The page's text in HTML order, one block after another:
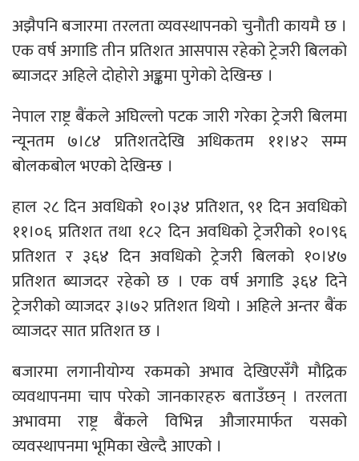
अझैपनि बजारमा तरलता व्यवस्थापनको चुनौती कायमै छ ।
एक वर्ष अगाडि तीन प्रतिशत आसपास रहेको ट्रेजरी बिलको
ब्याजदर अहिले दोहोरो अङ्कमा पुगेको देखिन्छ ।
नेपाल राष्ट्र बैंकले अघिल्लो पटक जारी गरेका ट्रेजरी बिलमा
न्यूनतम ७।८४ प्रतिशतदेखि अधिकतम ११।४२ सम्म
बोलकबोल भएको देखिन्छ ।
हाल २८ दिन अवधिको १०।३४ प्रतिशत, ९१ दिन अवधिको
११।०६ प्रतिशत तथा १८२ दिन अवधिको ट्रेजरीको १०।९६
प्रतिशत र ३६४ दिन अवधिको ट्रेजरी बिलको १०।४७
प्रतिशत ब्याजदर रहेको छ । एक वर्ष अगाडि ३६४ दिने
ट्रेजरीको व्याजदर ३।७२ प्रतिशत थियो । अहिले अन्तर बैंक
व्याजदर सात प्रतिशत छ ।
बजारमा लगानीयोग्य रकमको अभाव देखिएसँगै मौद्रिक
व्यवथापनमा चाप परेको जानकारहरु बताउँछन् । तरलता
अभावमा राष्ट्र बैंकले विभिन्न औजारमार्फत यसको
व्यवस्थापनमा भूमिका खेल्दै आएको ।